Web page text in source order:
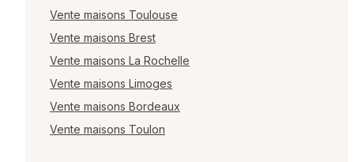
Vente maisons Toulouse
Vente maisons Brest
Vente maisons La Rochelle
Vente maisons Limoges
Vente maisons Bordeaux
Vente maisons Toulon